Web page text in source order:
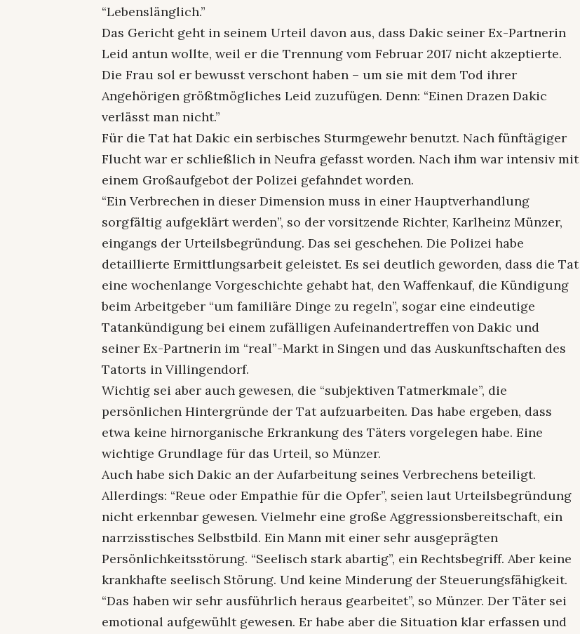
“Lebenslänglich.”
Das Gericht geht in seinem Urteil davon aus, dass Dakic seiner Ex-Partnerin
Leid antun wollte, weil er die Trennung vom Februar 2017 nicht akzeptierte.
Die Frau sol er bewusst verschont haben – um sie mit dem Tod ihrer
Angehörigen größtmögliches Leid zuzufügen. Denn: “Einen Drazen Dakic
verlässt man nicht.”
Für die Tat hat Dakic ein serbisches Sturmgewehr benutzt. Nach fünftägiger
Flucht war er schließlich in Neufra gefasst worden. Nach ihm war intensiv mit
einem Großaufgebot der Polizei gefahndet worden.
“Ein Verbrechen in dieser Dimension muss in einer Hauptverhandlung
sorgfältig aufgeklärt werden”, so der vorsitzende Richter, Karlheinz Münzer,
eingangs der Urteilsbegründung. Das sei geschehen. Die Polizei habe
detaillierte Ermittlungsarbeit geleistet. Es sei deutlich geworden, dass die Tat
eine wochenlange Vorgeschichte gehabt hat, den Waffenkauf, die Kündigung
beim Arbeitgeber “um familiäre Dinge zu regeln”, sogar eine eindeutige
Tatankündigung bei einem zufälligen Aufeinandertreffen von Dakic und
seiner Ex-Partnerin im “real”-Markt in Singen und das Auskunftschaften des
Tatorts in Villingendorf.
Wichtig sei aber auch gewesen, die “subjektiven Tatmerkmale”, die
persönlichen Hintergründe der Tat aufzuarbeiten. Das habe ergeben, dass
etwa keine hirnorganische Erkrankung des Täters vorgelegen habe. Eine
wichtige Grundlage für das Urteil, so Münzer.
Auch habe sich Dakic an der Aufarbeitung seines Verbrechens beteiligt.
Allerdings: “Reue oder Empathie für die Opfer”, seien laut Urteilsbegründung
nicht erkennbar gewesen. Vielmehr eine große Aggressionsbereitschaft, ein
narrzisstisches Selbstbild. Ein Mann mit einer sehr ausgeprägten
Persönlichkeitsstörung. “Seelisch stark abartig”, ein Rechtsbegriff. Aber keine
krankhafte seelisch Störung. Und keine Minderung der Steuerungsfähigkeit.
“Das haben wir sehr ausführlich heraus gearbeitet”, so Münzer. Der Täter sei
emotional aufgewühlt gewesen. Er habe aber die Situation klar erfassen und